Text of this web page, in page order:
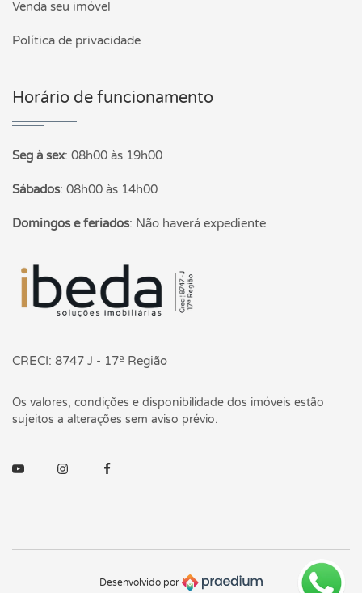
Venda seu imóvel
Política de privacidade
Horário de funcionamento
Seg à sex: 08h00 às 19h00
Sábados: 08h00 às 14h00
Domingos e feriados: Não haverá expediente
Página inicial
CRECI: 8747 J - 17ª Região
Os valores, condições e disponibilidade dos imóveis estão
sujeitos a alterações sem aviso prévio.
YoutubeInstagramFacebook
Desenvolvido por